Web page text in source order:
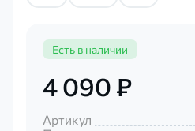
Есть в наличии
4 090 ₽
Артикул